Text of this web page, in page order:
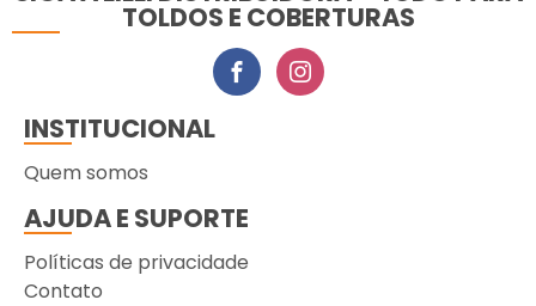
TOLDOS E COBERTURAS
INSTITUCIONAL
Quem somos
AJUDA E SUPORTE
Políticas de privacidade
Contato